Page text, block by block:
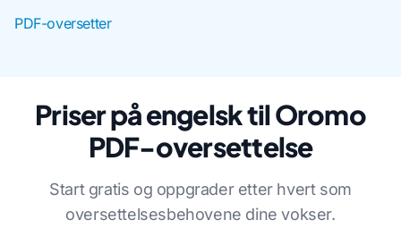
PDF-oversetter
Priser på engelsk til Oromo
PDF-oversettelse
Start gratis og oppgrader etter hvert som
oversettelsesbehovene dine vokser.